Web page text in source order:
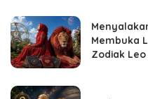
Membuka
Zodiak